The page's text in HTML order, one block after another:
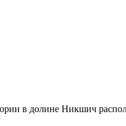
в долине Никшич